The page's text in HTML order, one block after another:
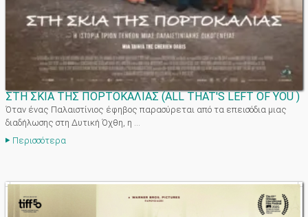
ΣΤΗ ΣΚΙΑ ΤΗΣ ΠΟΡΤΟΚΑΛΙΑΣ (ALL THAT'S LEFT OF YOU )
Όταν ένας Παλαιστίνιος έφηβος παρασύρεται από τα επεισόδια μιας
διαδήλωσης στη Δυτική Όχθη, η ...
Περισσότερα